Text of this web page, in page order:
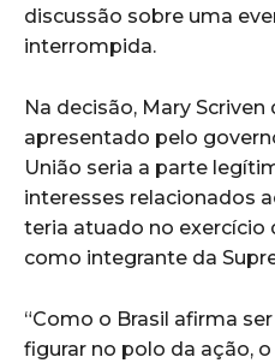
discussão sobre uma
interrompida.
Na decisão, Mary
apresentado pelo
União seria a parte
interesses relacionados
teria atuado no exercício
como integrante da
“Como o Brasil afirma
figurar no polo da ação,